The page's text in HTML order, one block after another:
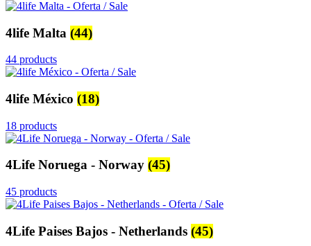
4life Malta (44)
44 products
4life México (18)
18 products
4Life Noruega - Norway (45)
45 products
4Life Paises Bajos - Netherlands (45)